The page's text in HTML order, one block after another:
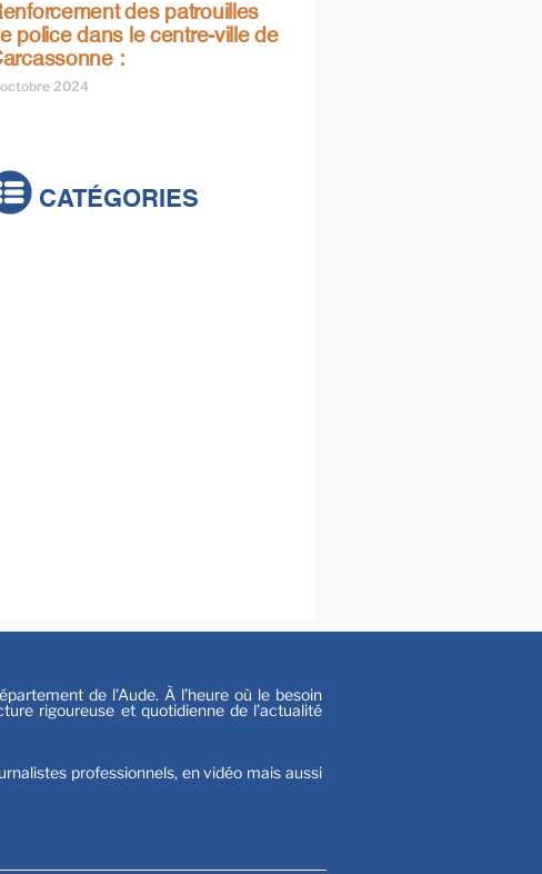
des patrouilles
police dans le centre-ville de
:
2024
CATÉGORIES
de l’Aude. À l’heure où le besoin
rigoureuse et quotidienne de l’actualité
professionnels, en vidéo mais aussi